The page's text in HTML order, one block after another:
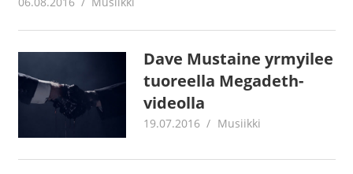
Dave Mustaine yrmyilee
tuoreella Megadeth-
videolla
19.07.2016 Juha Kaunisto
Musiikki